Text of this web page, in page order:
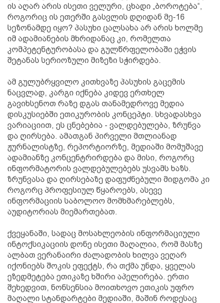
ის აღარ არის ისეთი ველური, ცხადი „ბოროტება“,
როგორიც ის ეთერში გასვლის დღიდან მე-16
სეზონამდე იყო? პასუხი ცალსახა არ არის ხოლმე
იმ ადამიანების მხრიდანაც კი, რომელთა
კომპეტენტურობასა და გულწრფელობაში ეჭვის
შეტანას სერიოზული მიზეზი სჭირდება.
ამ გულუბრყვილო კითხვაზე პასუხის გაცემის
ნაცვლად, კარგი იქნება კიდევ ერთხელ
გავიხსენოთ რაზე დგას თანამედროვე მედია
დისკუსიებში ეთიკურობის კონცეპტი. სხვადასხვა
ვარიაციით, ეს ცნებებია - ვალდებულება, ზრუნვა
და ღირსება. ამათგან პირველი მთლიანად
ჟურნალისტზე, რეპორტიორზე, მედიაში მომუშავე
ადამიანზე კონცენტრირდება და მისი, როგორც
ინფორმატორის ვალდებულებებს უსვამს ხაზს.
ზრუნვასა და ღირსებაზე დაფუძნებული მიდგომა კი
როგორც პროფესიულ წყაროებს, ასევე
ინფორმაციის საბოლოო მომხმარებლებს,
აუდიტორიას მიემართებათ.
ქვეყანაში, სადაც მოსახლეობის ინფორმაციული
ინტოქსიკაციის დონე ისეთი მაღალია, რომ მასზე
ალბათ ვერანაირი ძალადობის ხილვა ვეღარ
იქონიებს შოკის ეფექტს, რა თქმა უნდა, ყველას
ეზედმეტება ეთიკაზე ხშირი აპელირება. ერთი
შეხედვით, ნონსენსია მოითხოვო ეთიკის უფრო
მაღალი სტანდარტები მედიაში, მაშინ როდესაც